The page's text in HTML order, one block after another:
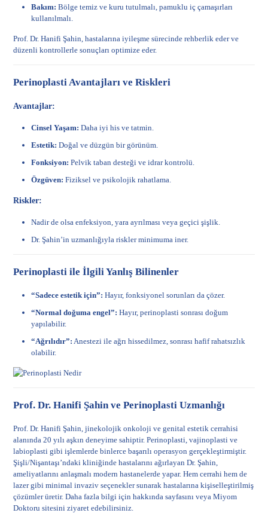
Bakım: Bölge temiz ve kuru tutulmalı, pamuklu iç çamaşırları
kullanılmalı.
Prof. Dr. Hanifi Şahin, hastalarına iyileşme sürecinde rehberlik eder ve
düzenli kontrollerle sonuçları optimize eder.
Perinoplasti Avantajları ve Riskleri
Avantajlar:
Cinsel Yaşam: Daha iyi his ve tatmin.
Estetik: Doğal ve düzgün bir görünüm.
Fonksiyon: Pelvik taban desteği ve idrar kontrolü.
Özgüven: Fiziksel ve psikolojik rahatlama.
Riskler:
Nadir de olsa enfeksiyon, yara ayrılması veya geçici şişlik.
Dr. Şahin’in uzmanlığıyla riskler minimuma iner.
Perinoplasti ile İlgili Yanlış Bilinenler
“Sadece estetik için”: Hayır, fonksiyonel sorunları da çözer.
“Normal doğuma engel”: Hayır, perinoplasti sonrası doğum
yapılabilir.
“Ağrılıdır”: Anestezi ile ağrı hissedilmez, sonrası hafif rahatsızlık
olabilir.
Prof. Dr. Hanifi Şahin ve Perinoplasti Uzmanlığı
Prof. Dr. Hanifi Şahin, jinekolojik onkoloji ve genital estetik cerrahisi
alanında 20 yılı aşkın deneyime sahiptir. Perinoplasti, vajinoplasti ve
labioplasti gibi işlemlerde binlerce başarılı operasyon gerçekleştirmiştir.
Şişli/Nişantaşı’ndaki kliniğinde hastalarını ağırlayan Dr. Şahin,
ameliyatlarını anlaşmalı modern hastanelerde yapar. Hem cerrahi hem de
lazer gibi minimal invaziv seçenekler sunarak hastalarına kişiselleştirilmiş
çözümler üretir. Daha fazla bilgi içinhakkında sayfasını veyaMiyom
Doktoru sitesini ziyaret edebilirsiniz.